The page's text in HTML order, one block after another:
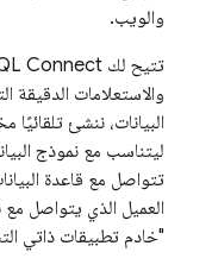
والويب.
تتيح لك Connect
والاستعلامات
ليتناسب مع نموذج
العميل الذي يتواصل مع
"خادم تطبيقات ذاتي